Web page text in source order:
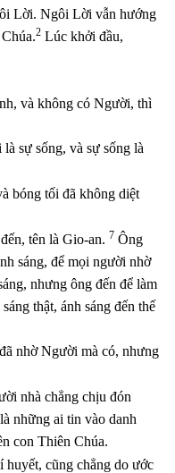
Lời. Ngôi Lời vẫn hướng
2 Lúc khởi đầu,
và không có Người, thì
sự sống, và sự sống là
bóng tối đã không diệt
tên là Gio-an. 7 Ông
sáng, để mọi người nhờ
nhưng ông đến để làm
thật, ánh sáng đến thế
nhờ Người mà có, nhưng
nhà chẳng chịu đón
những ai tin vào danh
con Thiên Chúa.
cũng chẳng do ước